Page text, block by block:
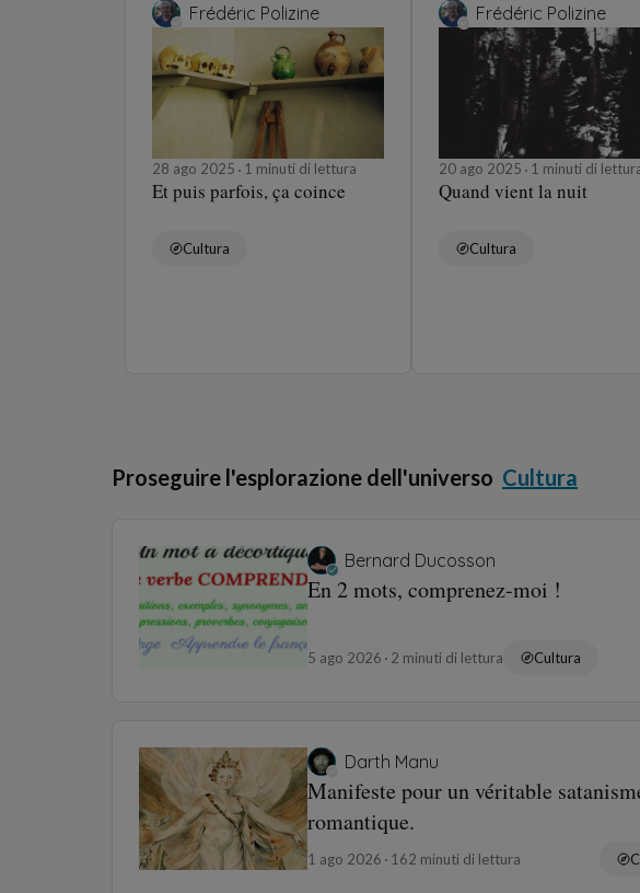
Frédéric Polizine
28 ago 2025 1 minuti di lettura
Et puis parfois, ça coince
Cultura
Frédéric Polizine
20 ago 2025 1 minuti di
Quand vient la nuit
Cultura
Proseguire l'esplorazione dell'universo Cultura
Bernard Ducosson
En 2 mots, comprenez-moi !
5 ago 2026 2 minuti di lettura Cultura
Darth Manu
Manifeste pour un véritable
romantique.
1 ago 2026 162 minuti di lettura